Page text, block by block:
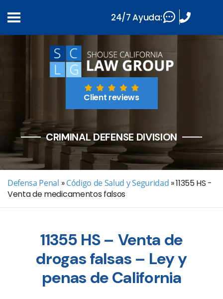
Client reviews
CRIMINAL DEFENSE DIVISION
Defensa Penal » Código de Salud y Seguridad »11355 HS -
Venta de medicamentos falsos
11355 HS – Venta de
drogas falsas – Ley y
penas de California
24/7 Ayuda: